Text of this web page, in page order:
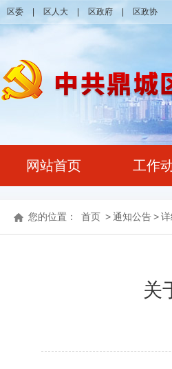
区委 区人大 区政府 区政协
网站首页 工作
您的位置： 首页 >通知公告>
关